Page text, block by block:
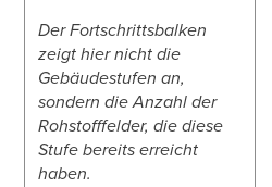
Der Fortschrittsbalken
zeigt hier nicht die
Gebäudestufen an,
sondern die Anzahl der
Rohstofffelder, die diese
Stufe bereits erreicht
haben.